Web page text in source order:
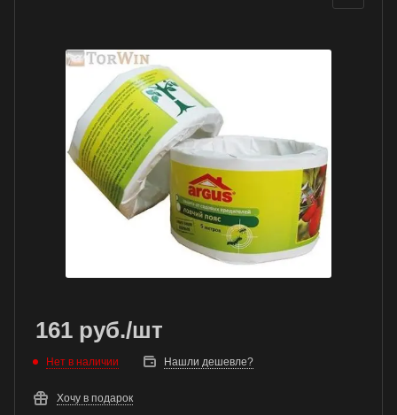
161 руб./шт
Нет в наличии Нашли дешевле?
Хочу в подарок